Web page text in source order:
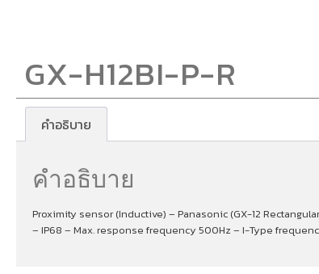
GX-H12BI-P-R
คำอธิบาย
คำอธิบาย
Proximity sensor (Inductive) – Panasonic (GX-12
– IP68 – Max. response frequency 500Hz – I-Type